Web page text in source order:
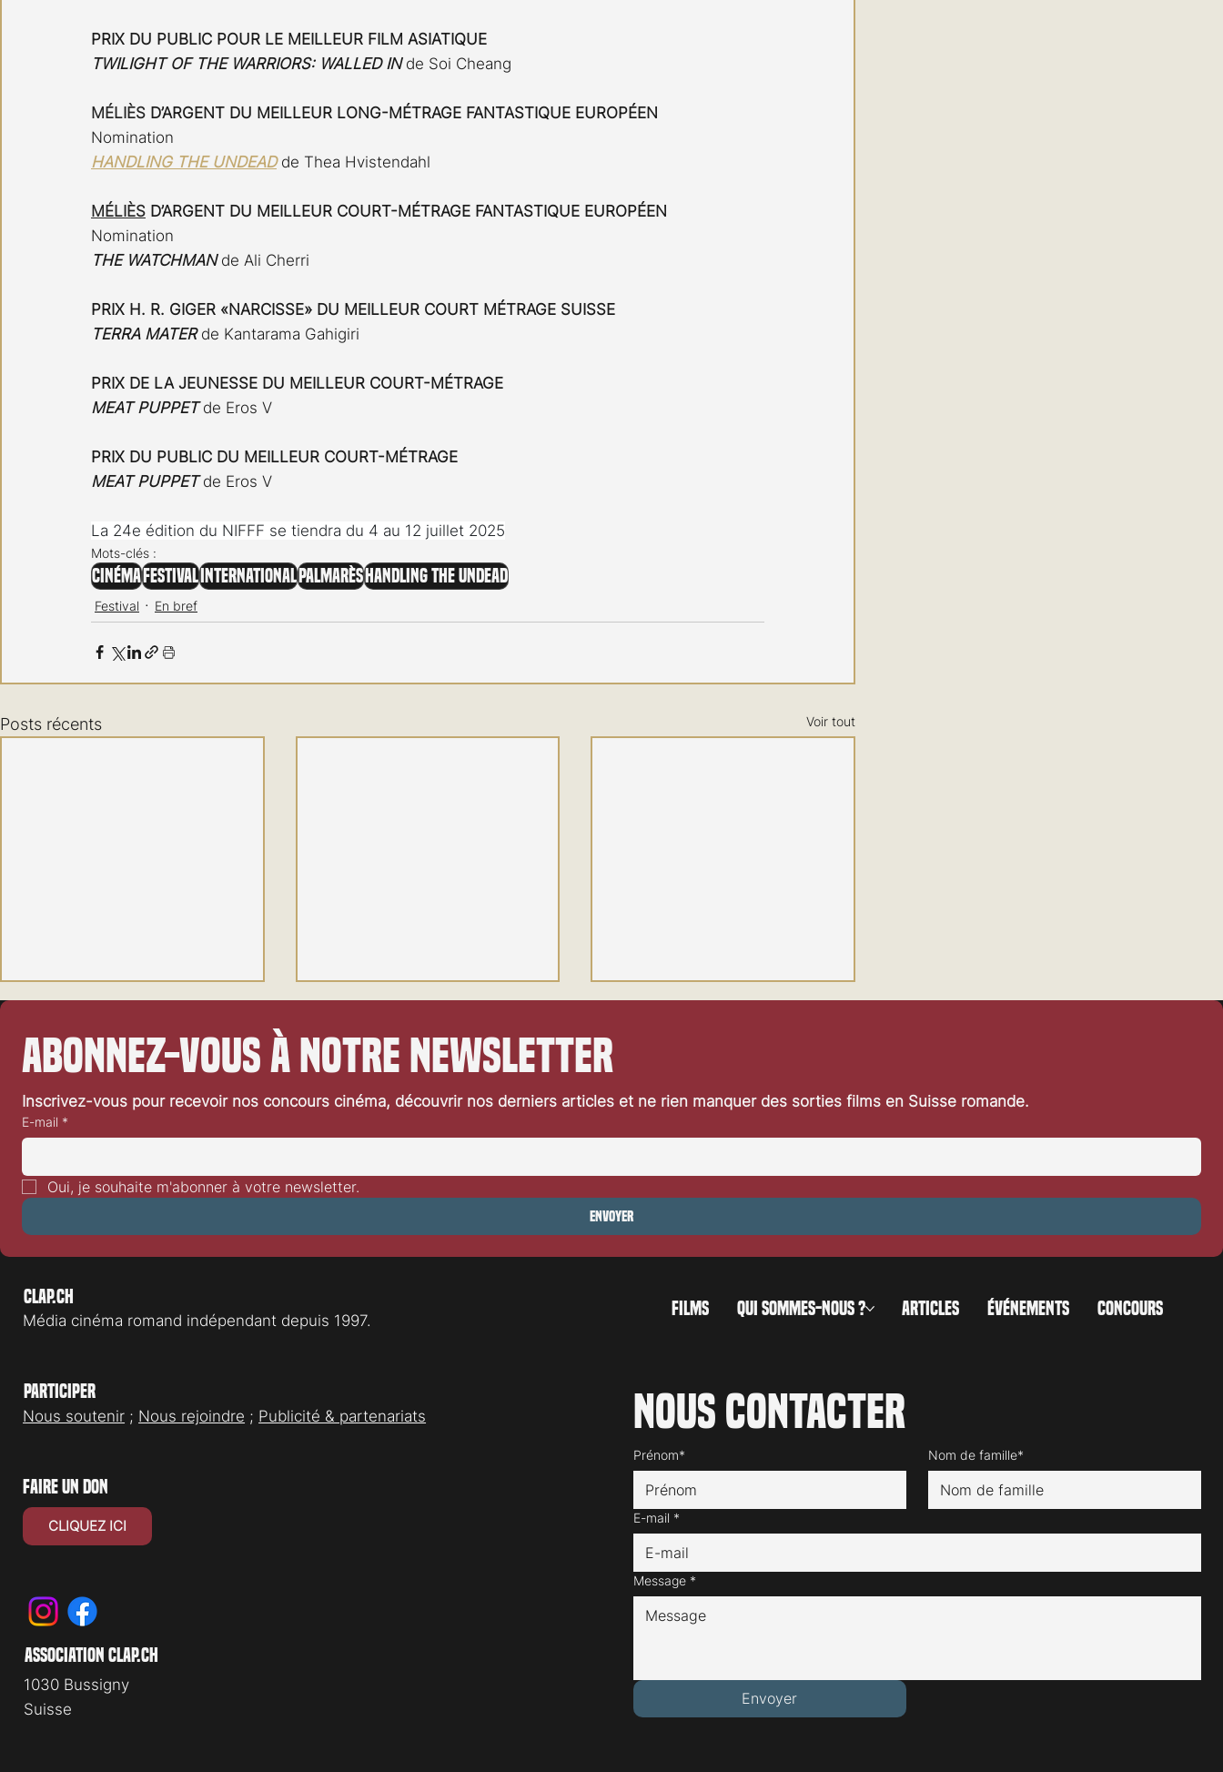
PRIX DU PUBLIC POUR LE MEILLEUR FILM ASIATIQUE
TWILIGHT OF THE WARRIORS: WALLED IN de Soi Cheang
MÉLIÈS D’ARGENT DU MEILLEUR LONG-MÉTRAGE FANTASTIQUE EUROPÉEN
Nomination
HANDLING THE UNDEAD de Thea Hvistendahl
MÉLIÈS D’ARGENT DU MEILLEUR COURT-MÉTRAGE FANTASTIQUE EUROPÉEN
Nomination
THE WATCHMAN de Ali Cherri
PRIX H. R. GIGER «NARCISSE» DU MEILLEUR COURT MÉTRAGE SUISSE
TERRA MATER de Kantarama Gahigiri
PRIX DE LA JEUNESSE DU MEILLEUR COURT-MÉTRAGE
MEAT PUPPET de Eros V
PRIX DU PUBLIC DU MEILLEUR COURT-MÉTRAGE
MEAT PUPPET de Eros V
La 24e édition du NIFFF se tiendra du 4 au 12 juillet 2025
Mots-clés :
Cinéma Festival International PalmarèsHandling The Undead
Festival En bref
Posts récents Voir tout
With Wolves
Heart
Abonnez-vous à notre newsletter
Inscrivez-vous pour recevoir nos concours cinéma, découvrir nos derniers articles et ne rien manquer des sorties films en Suisse romande.
E-mail *
Oui, je souhaite m'abonner à votre newsletter.
Envoyer
Clap.ch
Média cinéma romand indépendant depuis 1997.
FILMS QUI SOMMES-NOUS ? ARTICLES ÉVÉNEMENTS CONCOURS
Participer
Nous soutenir ; Nous rejoindre ; Publicité & partenariats Nous contacter
Prénom* Nom de famille*
E-mail *
Message *
Envoyer
faire un don
CLIQUEZ ICI
association clap.ch
1030 Bussigny
Suisse